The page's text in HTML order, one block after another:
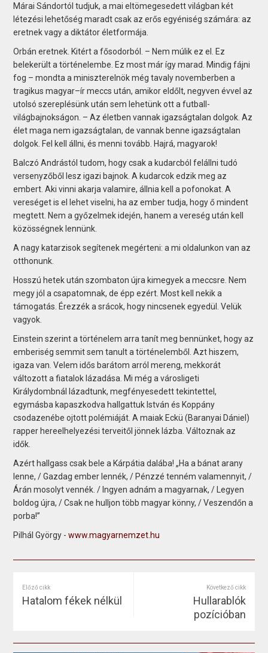
Márai Sándortól tudjuk, a mai eltömegesedett világban két
létezési lehetőség maradt csak az erős egyéniség számára: az
eretnek vagy a diktátor életformája.
Orbán eretnek. Kitért a fősodorból. – Nem múlik ez el. Ez
belekerült a történelembe. Ez most már így marad. Mindig fájni
fog – mondta a miniszterelnök még tavaly novemberben a
tragikus magyar–ír meccs után, amikor eldőlt, negyven évvel az
utolsó szereplésünk után sem lehetünk ott a futball-
világbajnokságon. – Az életben vannak igazságtalan dolgok. Az
élet maga nem igazságtalan, de vannak benne igazságtalan
dolgok. Fel kell állni, és menni tovább. Hajrá, magyarok!
Balczó Andrástól tudom, hogy csak a kudarcból felállni tudó
versenyzőből lesz igazi bajnok. A kudarcok edzik meg az
embert. Aki vinni akarja valamire, állnia kell a pofonokat. A
vereséget is el lehet viselni, ha az ember tudja, hogy ő mindent
megtett. Nem a győzelmek idején, hanem a vereség után kell
közösségnek lennünk.
A nagy katarzisok segítenek megérteni: a mi oldalunkon van az
otthonunk.
Hosszú hetek után szombaton újra kimegyek a meccsre. Nem
megy jól a csapatomnak, de épp ezért. Most kell nekik a
támogatás. Érezzék a srácok, hogy nincsenek egyedül. Velük
vagyok.
Einstein szerint a történelem arra tanít meg bennünket, hogy az
emberiség semmit sem tanult a történelemből. Azt hiszem,
igaza van. Velem idős barátom arról mereng, mekkorát
változott a fiatalok lázadása. Mi még a városligeti
Királydombnál lázadtunk, megfényesedett tekintettel,
egymásba kapaszkodva hallgattuk István és Koppány
csodazenébe ojtott polémiáját. A maiak Eckü (Baranyai Dániel)
rapper hereelhelyezési terveitől jönnek lázba. Változnak az
idők.
Azért hallgass csak bele a Kárpátia dalába! „Ha a bánat arany
lenne, / Gazdag ember lennék, / Pénzzé tenném valamennyit, /
Árán mosolyt vennék. / Ingyen adnám a magyarnak, / Legyen
boldog újra, / Csak ne hulljon több magyar könny, / Veszendőn a
porba!”
Pilhál György -www.magyarnemzet.hu
Előző cikk
Hatalom fékek nélkül
Következő cikk
Hullarablók
pozícióban